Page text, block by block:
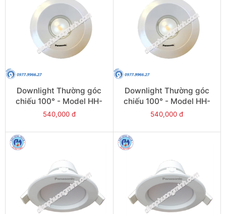
Downlight Thường góc
chiếu 100° - Model HH-
LD20501K19
540,000 đ
Downlight Thường góc
chiếu 100° - Model HH-
LD40501K19
540,000 đ